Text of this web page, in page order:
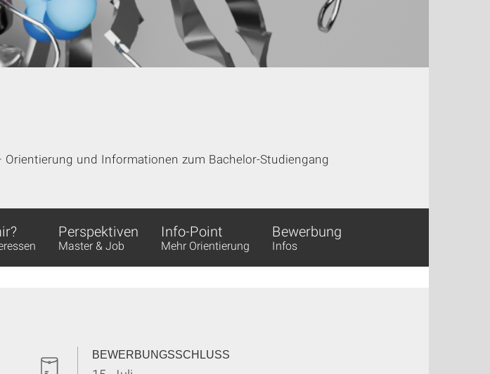
und Informationen zum Bachelor-Studiengang
Perspektiven
Master & Job
Info-Point
Mehr Orientierung
Bewerbung
Infos
BEWERBUNGSSCHLUSS